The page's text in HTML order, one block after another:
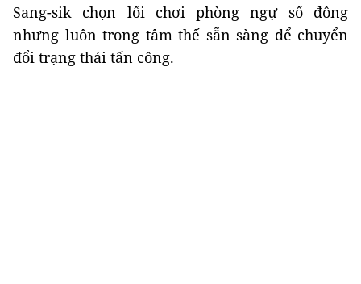
Sang-sik chọn lối chơi phòng ngự số đông
nhưng luôn trong tâm thế sẵn sàng để chuyển
đổi trạng thái tấn công.